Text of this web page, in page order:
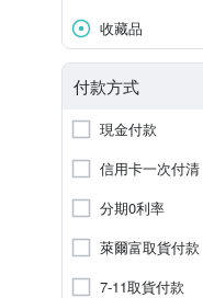
收藏品
付款方式
現金付款
信用卡一次付清
分期0利率
萊爾富取貨付款
7-11取貨付款